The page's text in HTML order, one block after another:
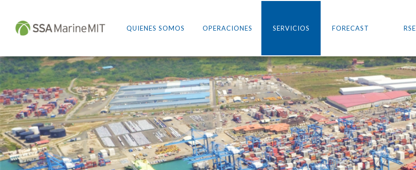
QUIENES SOMOS OPERACIONES SERVICIOS FORECAST RSE